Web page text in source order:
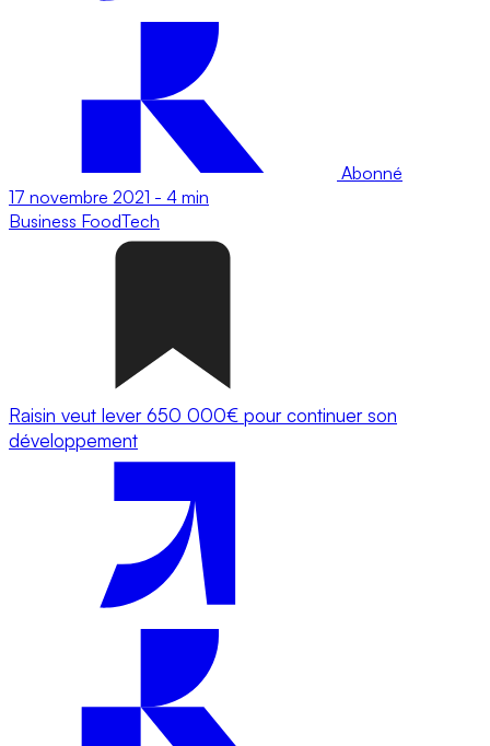
Abonné
17 novembre 2021 - 4 min
Business FoodTech
Raisin veut lever 650 000€ pour continuer son
développement